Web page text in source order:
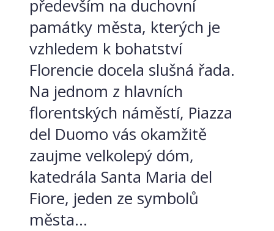
především na duchovní
památky města, kterých je
vzhledem k bohatství
Florencie docela slušná řada.
Na jednom z hlavních
florentských náměstí, Piazza
del Duomo vás okamžitě
zaujme velkolepý dóm,
katedrála Santa Maria del
Fiore, jeden ze symbolů
města...